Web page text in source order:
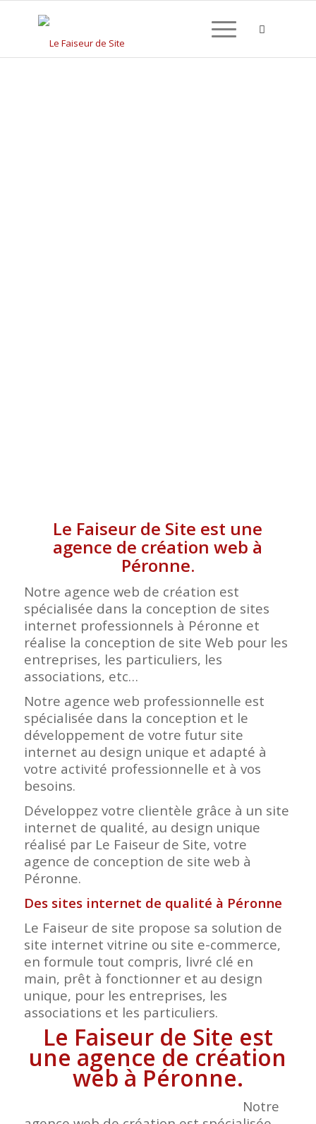
Le Faiseur de Site est une
agence de création web à
Péronne.
Notre agence web de création est
spécialisée dans la conception de sites
internet professionnels à Péronne et
réalise la conception de site Web pour les
entreprises, les particuliers, les
associations, etc…
Notre agence web professionnelle est
spécialisée dans la conception et le
développement de votre futur site
internet au design unique et adapté à
votre activité professionnelle et à vos
besoins.
Développez votre clientèle grâce à un site
internet de qualité, au design unique
réalisé par Le Faiseur de Site, votre
agence de conception de site web à
Péronne.
Des sites internet de qualité à Péronne
Le Faiseur de site propose sa solution de
site internet vitrine ou site e-commerce,
en formule tout compris, livré clé en
main, prêt à fonctionner et au design
unique, pour les entreprises, les
associations et les particuliers.
Le Faiseur de Site est
une agence de création
web à Péronne.
Notre